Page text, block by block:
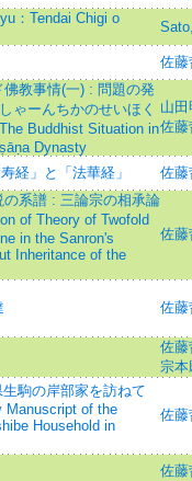
：Tendai Chigi o
佐藤
教事情(一) : 問題の発
ゃーんちかのせいほく
Buddhist Situation in
Dynasty
山
佐藤
経」と「法華経」
佐藤
系譜 : 三論宗の相承論
of Theory of Twofold
in the Sanron's
Inheritance of the
佐藤
佐藤
佐藤
宗本
駒の岸部家を訪ねて
Manuscript of the
Household in
佐藤
佐藤